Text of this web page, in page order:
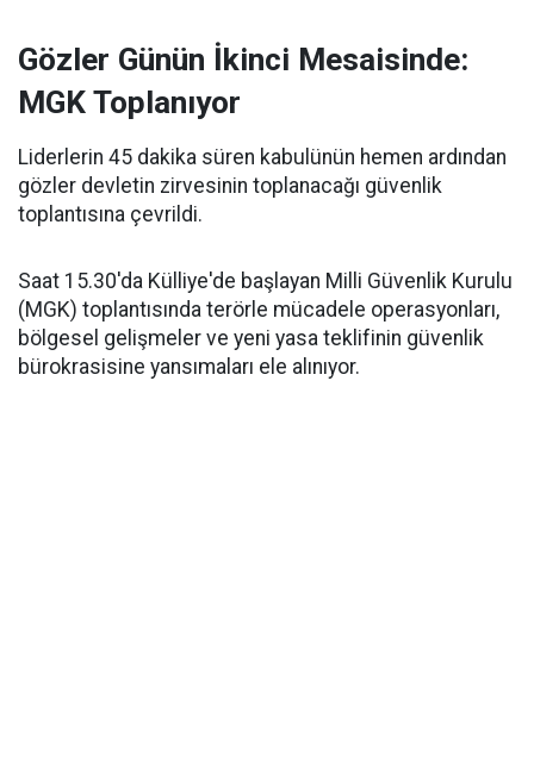
Gözler Günün İkinci Mesaisinde:
MGK Toplanıyor
Liderlerin 45 dakika süren kabulünün hemen ardından
gözler devletin zirvesinin toplanacağı güvenlik
toplantısına çevrildi.
Saat 15.30'da Külliye'de başlayan Milli Güvenlik Kurulu
(MGK) toplantısında terörle mücadele operasyonları,
bölgesel gelişmeler ve yeni yasa teklifinin güvenlik
bürokrasisine yansımaları ele alınıyor.